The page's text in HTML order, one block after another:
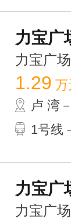
力宝广
力宝广
1.29 万
卢 湾
1号线
力宝广
力宝广